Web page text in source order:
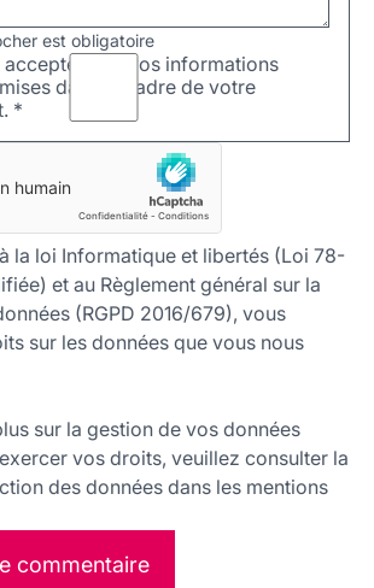
est obligatoire
accepter que vos informations
dans le cadre de votre
*
la loi Informatique et libertés (Loi 78-
et au Règlement général sur la
(RGPD 2016/679), vous
sur les données que vous nous
sur la gestion de vos données
vos droits, veuillez consulter la
des données dans les mentions
commentaire